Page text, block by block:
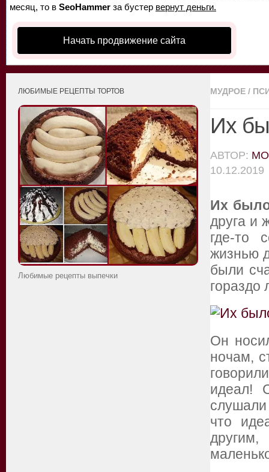
месяц, то в SeoHammer за бустер вернут деньги.
Начать продвижение сайта
МУДРОЕ /
Их
АВТОР:
10.12.2019
Их
друга и
где-то
жизнью
были
гораздо
Он
ночам,
идеал!
что
ЛЮБИМЫЕ РЕЦЕПТЫ ТОРТОВ
Любимые рецепты выпечки